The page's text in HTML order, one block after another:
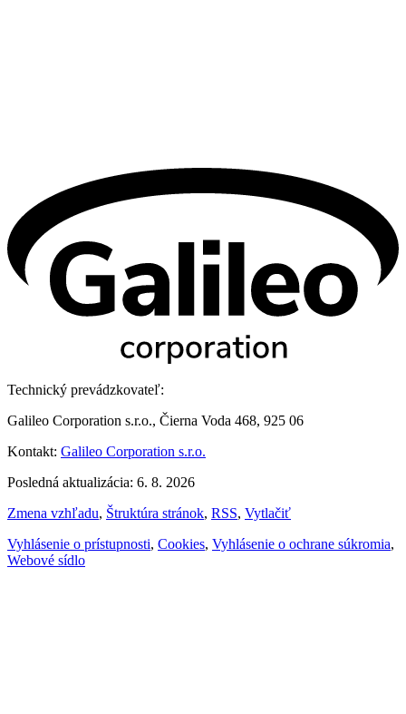
Technický prevádzkovateľ:
Galileo Corporation s.r.o., Čierna Voda 468, 925 06
Kontakt: Galileo Corporation s.r.o.
Posledná aktualizácia: 6. 8. 2026
Zmena vzhľadu, Štruktúra stránok, RSS, Vytlačiť
Vyhlásenie o prístupnosti, Cookies, Vyhlásenie o ochrane súkromia,
Webové sídlo